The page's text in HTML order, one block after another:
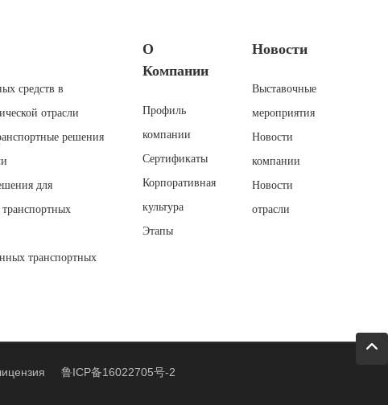
средств в
отрасли
решения
для
транспортных
О
Компании
Профиль
компании
Сертификаты
Корпоративная
культура
Этапы
Новости
Выставочные
мероприятия
Новости
компании
Новости
отрасли
鲁ICP备16022705号-2